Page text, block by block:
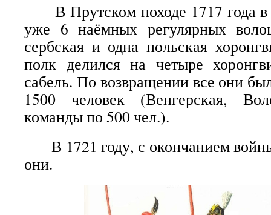
В Прутском походе 1717 года в
уже 6 наёмных регулярных
сербская и одна польская
полк делился на четыре
сабель. По возвращении все они
1500 человек (Венгерская,
команды по 500 чел.).
В 1721 году, с окончанием
они.